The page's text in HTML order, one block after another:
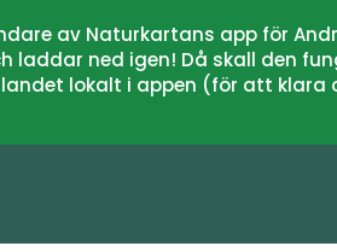
av Naturkartans app för
ned igen! Då skall den
lokalt i appen (för att